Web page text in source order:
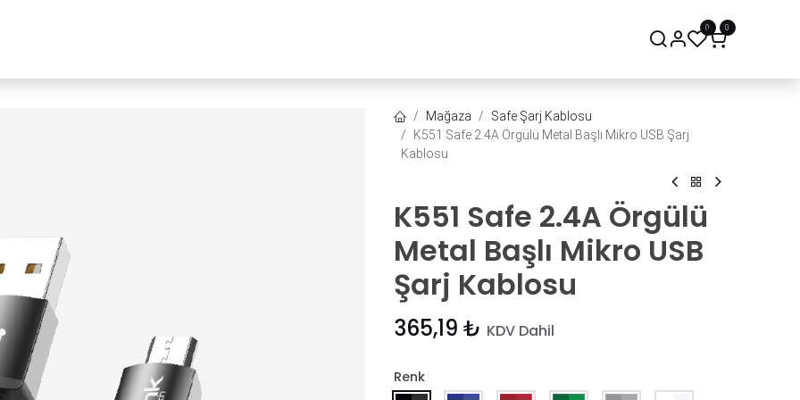
0 0
Mağaza
Safe Şarj Kablosu
K551 Safe 2.4A Örgülü Metal Başlı Mikro USB Şarj
Kablosu
K551 Safe 2.4A Örgülü
Metal Başlı Mikro USB
Şarj Kablosu
365,19 ₺ KDV Dahil
Renk